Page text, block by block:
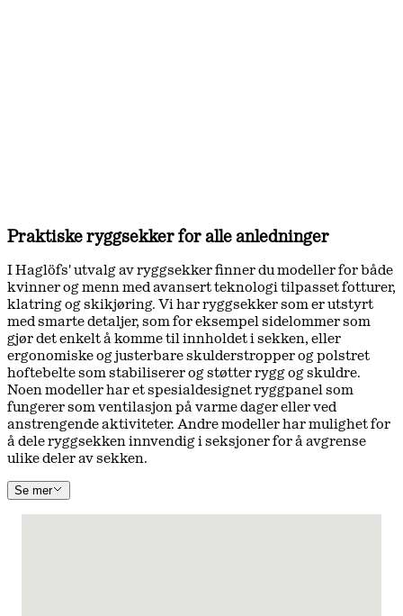
Praktiske ryggsekker for alle anledninger
I Haglöfs' utvalg av ryggsekker finner du modeller for både
kvinner og menn med avansert teknologi tilpasset fotturer,
klatring og skikjøring. Vi har ryggsekker som er utstyrt
med smarte detaljer, som for eksempel sidelommer som
gjør det enkelt å komme til innholdet i sekken, eller
ergonomiske og justerbare skulderstropper og polstret
hoftebelte som stabiliserer og støtter rygg og skuldre.
Noen modeller har et spesialdesignet ryggpanel som
fungerer som ventilasjon på varme dager eller ved
anstrengende aktiviteter. Andre modeller har mulighet for
å dele ryggsekken innvendig i seksjoner for å avgrense
ulike deler av sekken.
Se mer